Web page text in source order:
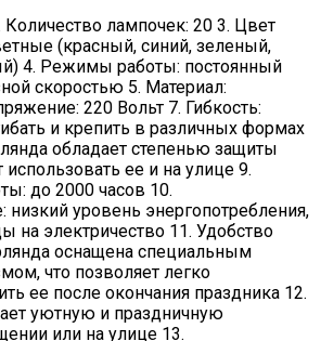
Количество лампочек: 20 3. Цвет
(красный, синий, зеленый,
4. Режимы работы: постоянный
скоростью 5. Материал:
220 Вольт 7. Гибкость:
и крепить в различных формах
обладает степенью защиты
использовать ее и на улице 9.
до 2000 часов 10.
низкий уровень энергопотребления,
на электричество 11. Удобство
оснащена специальным
что позволяет легко
ее после окончания праздника 12.
уютную и праздничную
или на улице 13.